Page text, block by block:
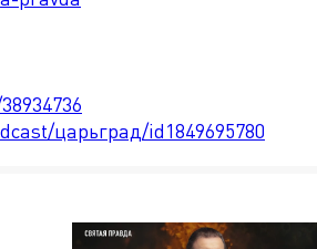
царьград/id1849695780